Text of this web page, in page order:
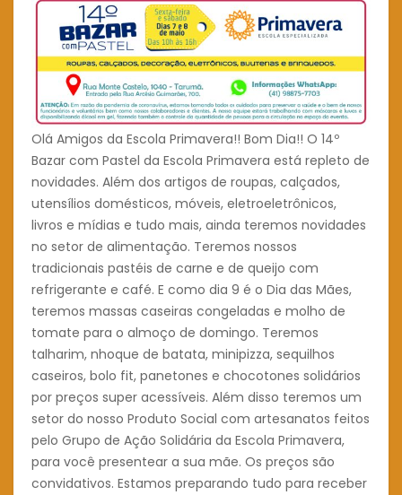
Olá Amigos da Escola Primavera!! Bom Dia!! O 14º
Bazar com Pastel da Escola Primavera está repleto de
novidades. Além dos artigos de roupas, calçados,
utensílios domésticos, móveis, eletroeletrônicos,
livros e mídias e tudo mais, ainda teremos novidades
no setor de alimentação. Teremos nossos
tradicionais pastéis de carne e de queijo com
refrigerante e café. E como dia 9 é o Dia das Mães,
teremos massas caseiras congeladas e molho de
tomate para o almoço de domingo. Teremos
talharim, nhoque de batata, minipizza, sequilhos
caseiros, bolo fit, panetones e chocotones solidários
por preços super acessíveis. Além disso teremos um
setor do nosso Produto Social com artesanatos feitos
pelo Grupo de Ação Solidária da Escola Primavera,
para você presentear a sua mãe. Os preços são
convidativos. Estamos preparando tudo para receber